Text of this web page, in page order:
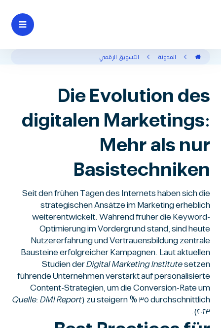
المدونة التسويق الرقمي
Die Evolution des
digitalen Marketings:
Mehr als nur
Basistechniken
Seit den frühen Tagen des Internets haben sich die
strategischen Ansätze im Marketing erheblich
weiterentwickelt. Während früher die Keyword-
Optimierung im Vordergrund stand, sind heute
Nutzererfahrung und Vertrauensbildung zentrale
Bausteine erfolgreicher Kampagnen. Laut aktuellen
Studien derDigital Marketing Institutesetzen
führende Unternehmen verstärkt auf personalisierte
Content-Strategien, um die Conversion-Rate um
durchschnittlich ٣٥ % zu steigern (
Quelle: DMI Report
٢٠٢٣).